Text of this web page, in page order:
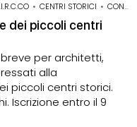
• CENTRI STORICI • CONSERVAZIONE DELL'ARCHITETTURA
dei piccoli centri
breve per architetti,
alla
piccoli centri storici.
Iscrizione entro il 9